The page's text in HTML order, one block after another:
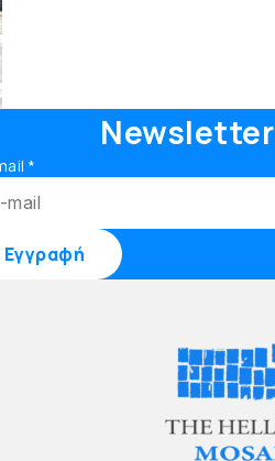
Newsletter
*